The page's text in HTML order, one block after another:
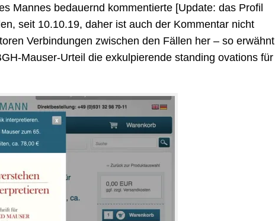
Mannes bedauernd kommentierte [Update: das Profil
seit 10.10.19, daher ist auch der Kommentar nicht
Verbindungen zwischen den Fällen her – so erwähnt
Mauser-Urteil die exkulpierende standing ovations für